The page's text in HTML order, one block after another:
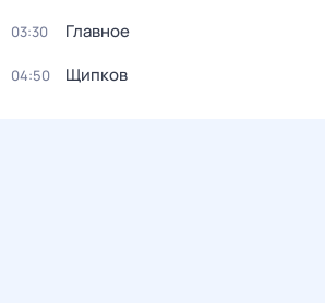
03:30 Главное
04:50 Щипков